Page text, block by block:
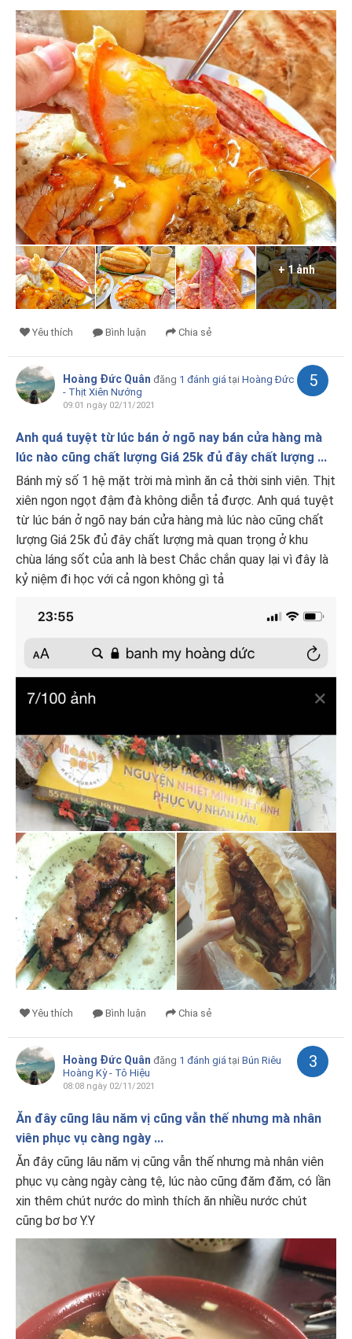
+ 1 ảnh
Yêu thích Bình luận Chia sẻ
Hoàng Đức Quân đăng 1 đánh giá tại Hoàng Đức
- Thịt Xiên Nướng
09:01 ngày 02/11/2021
5
Anh quá tuyệt từ lúc bán ở ngõ nay bán cửa hàng mà
lúc nào cũng chất lượng Giá 25k đủ đây chất lượng ...
Bánh mỳ số 1 hệ mặt trời mà mình ăn cả thời sinh viên. Thịt
xiên ngon ngọt đậm đà không diễn tả được. Anh quá tuyệt
từ lúc bán ở ngõ nay bán cửa hàng mà lúc nào cũng chất
lượng Giá 25k đủ đây chất lượng mà quan trọng ở khu
chùa láng sốt của anh là best Chắc chắn quay lại vì đây là
kỷ niệm đi học với cả ngon không gì tả
Yêu thích Bình luận Chia sẻ
Hoàng Đức Quân đăng 1 đánh giá tại Bún Riêu
Hoàng Kỳ - Tô Hiệu
08:08 ngày 02/11/2021
3
Ăn đây cũng lâu năm vị cũng vẫn thế nhưng mà nhân
viên phục vụ càng ngày ...
Ăn đây cũng lâu năm vị cũng vẫn thế nhưng mà nhân viên
phục vụ càng ngày càng tệ, lúc nào cũng đăm đăm, có lần
xin thêm chút nước do mình thích ăn nhiều nước chút
cũng bơ bơ Y.Y